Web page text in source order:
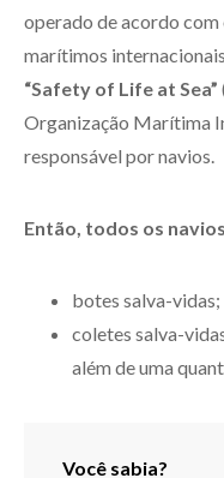
operado de acordo
marítimos
“Safety of Life at Sea”
Organização Marítima
responsável por navios.
Então, todos os
botes salva-vidas;
coletes salva-
além de uma
Você sabia?